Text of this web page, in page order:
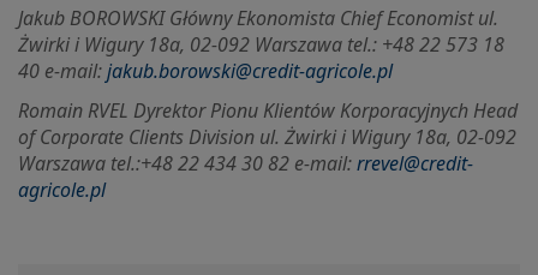
Jakub BOROWSKI Główny Ekonomista Chief Economist ul.
Żwirki i Wigury 18a, 02-092 Warszawa tel.: +48 22 573 18
40 e-mail:jakub.borowski@credit-agricole.pl
Romain RVEL Dyrektor Pionu Klientów Korporacyjnych Head
of Corporate Clients Division ul. Żwirki i Wigury 18a, 02-092
Warszawa tel.:+48 22 434 30 82 e-mail:rrevel@credit-
agricole.pl